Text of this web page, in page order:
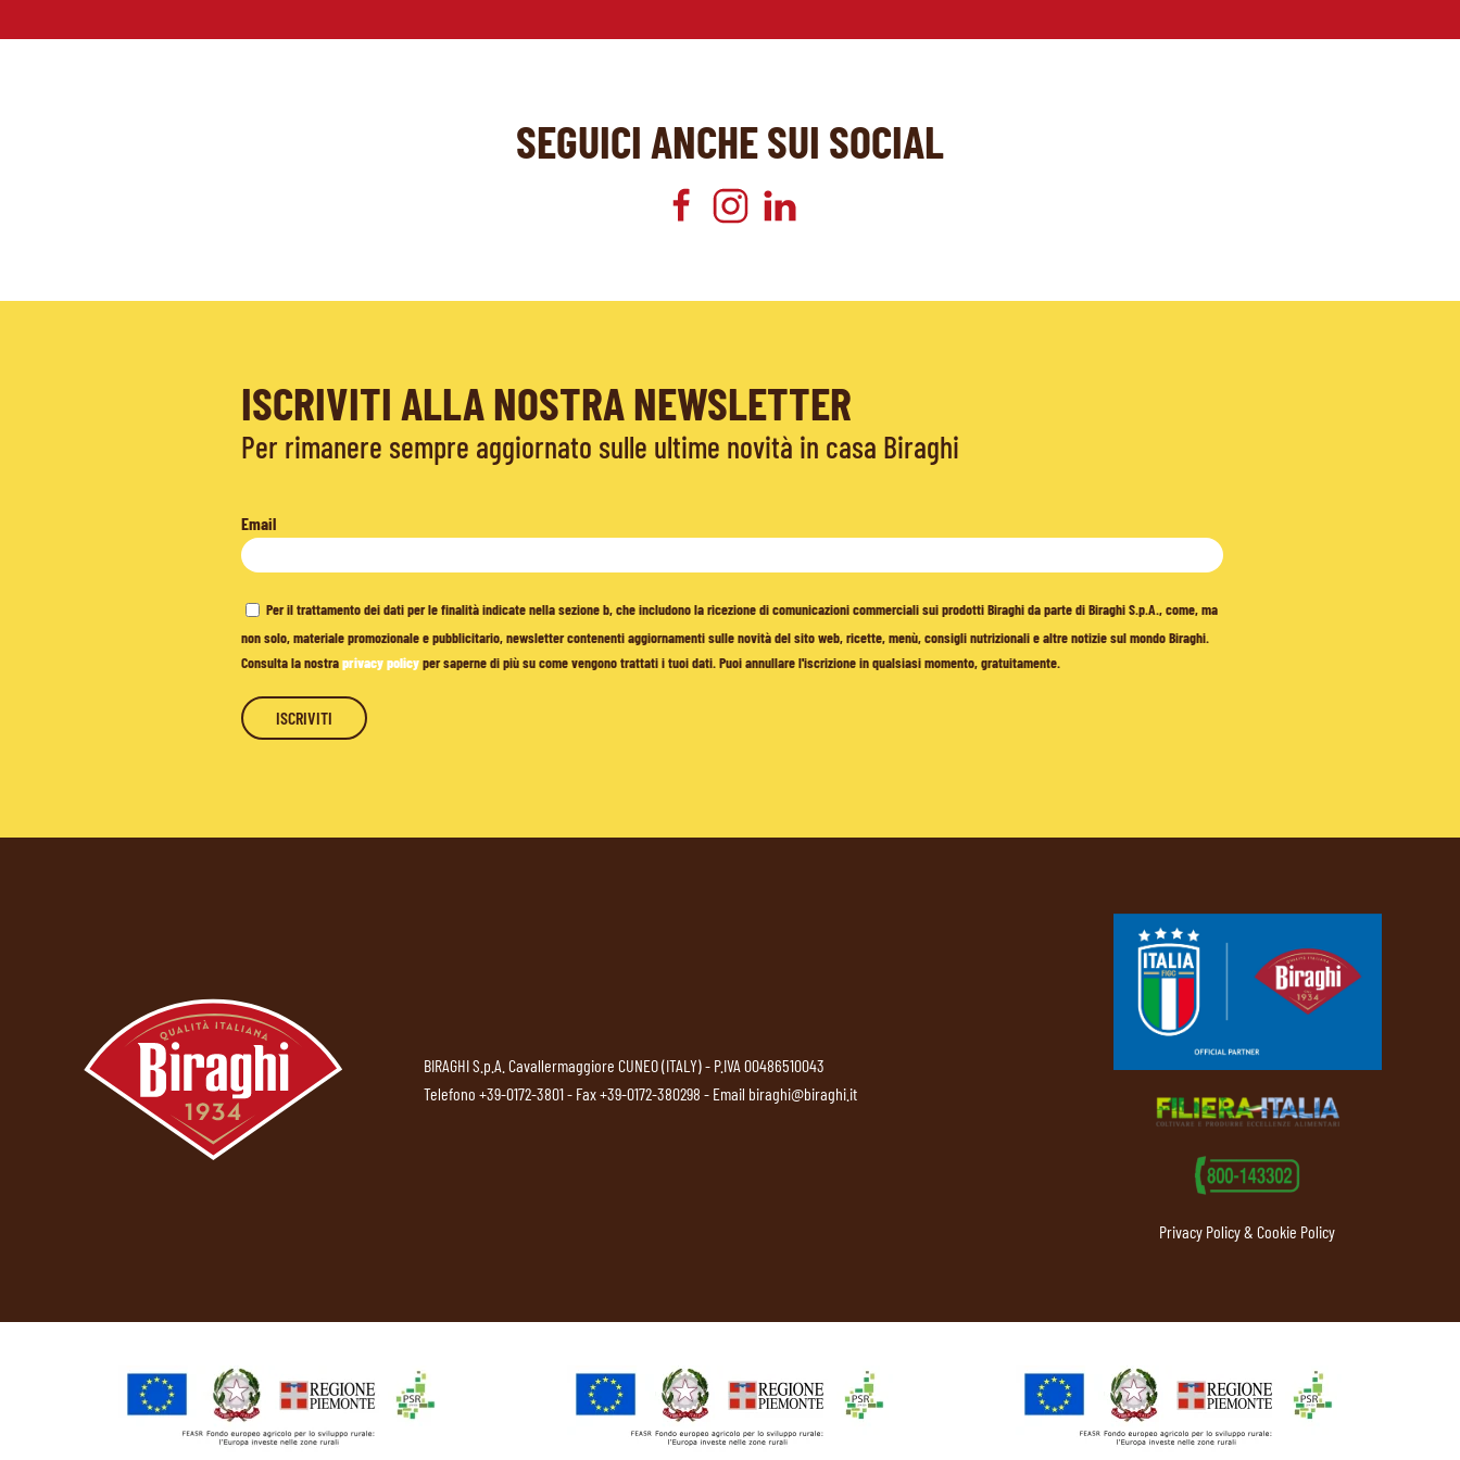
SEGUICI ANCHE SUI SOCIAL
ISCRIVITI ALLA NOSTRA NEWSLETTER
Per rimanere sempre aggiornato sulle ultime novità in casa Biraghi
Email
Per il trattamento dei dati per le finalità indicate nella sezione b, che includono la ricezione di comunicazioni commerciali sui prodotti Biraghi da parte di Biraghi S.p.A., come, ma
non solo, materiale promozionale e pubblicitario, newsletter contenenti aggiornamenti sulle novità del sito web, ricette, menù, consigli nutrizionali e altre notizie sul mondo Biraghi.
Consulta la nostraprivacy policyper saperne di più su come vengono trattati i tuoi dati. Puoi annullare l'iscrizione in qualsiasi momento, gratuitamente.
BIRAGHI S.p.A. Cavallermaggiore CUNEO (ITALY) - P.IVA 00486510043
Telefono +39-0172-3801- Fax +39-0172-380298 - Email biraghi@biraghi.it
Privacy Policy & Cookie Policy